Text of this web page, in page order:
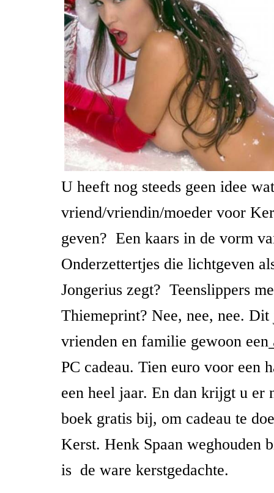
U heeft nog steeds geen idee
vriend/vriendin/moeder voor
geven? Een kaars in de vorm
Onderzettertjes die lichtgeven
Jongerius zegt? Teenslippers
Thiemeprint? Nee, nee, nee.
vrienden en familie gewoon een
PC cadeau. Tien euro voor een
een heel jaar. En dan krijgt u er
boek gratis bij, om cadeau te
Kerst. Henk Spaan weghouden
is de ware kerstgedachte.